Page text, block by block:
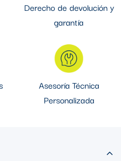
Derecho de devolución y
garantía
Asesoría Técnica
Personalizada